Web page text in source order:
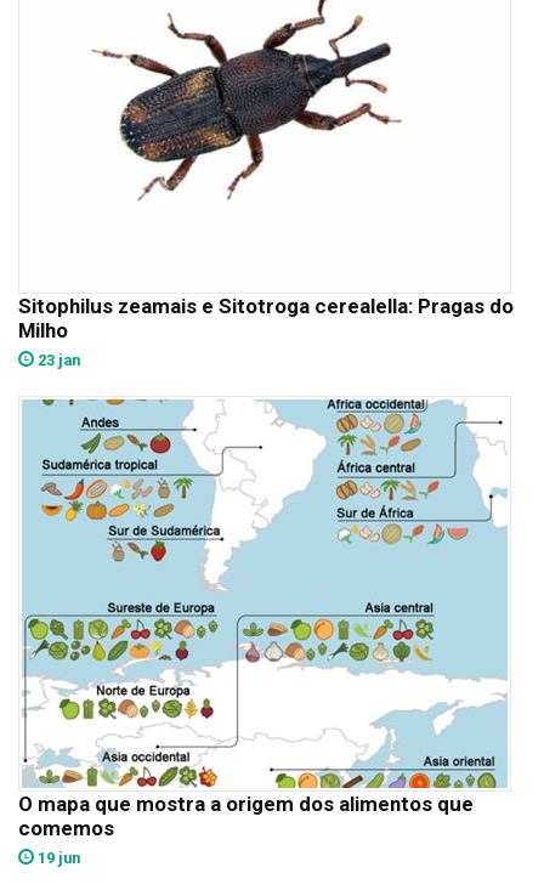
Sitophilus zeamais e Sitotroga cerealella: Pragas do
Milho
23 jan
O mapa que mostra a origem dos alimentos que
comemos
19 jun